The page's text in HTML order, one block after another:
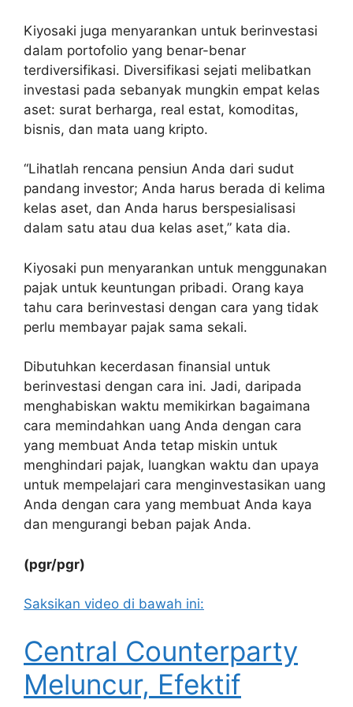
Kiyosaki juga menyarankan untuk berinvestasi
dalam portofolio yang benar-benar
terdiversifikasi. Diversifikasi sejati melibatkan
investasi pada sebanyak mungkin empat kelas
aset: surat berharga, real estat, komoditas,
bisnis, dan mata uang kripto.
“Lihatlah rencana pensiun Anda dari sudut
pandang investor; Anda harus berada di kelima
kelas aset, dan Anda harus berspesialisasi
dalam satu atau dua kelas aset,” kata dia.
Kiyosaki pun menyarankan untuk menggunakan
pajak untuk keuntungan pribadi. Orang kaya
tahu cara berinvestasi dengan cara yang tidak
perlu membayar pajak sama sekali.
Dibutuhkan kecerdasan finansial untuk
berinvestasi dengan cara ini. Jadi, daripada
menghabiskan waktu memikirkan bagaimana
cara memindahkan uang Anda dengan cara
yang membuat Anda tetap miskin untuk
menghindari pajak, luangkan waktu dan upaya
untuk mempelajari cara menginvestasikan uang
Anda dengan cara yang membuat Anda kaya
dan mengurangi beban pajak Anda.
(pgr/pgr)
Saksikan video di bawah ini:
Central Counterparty
Meluncur, Efektif